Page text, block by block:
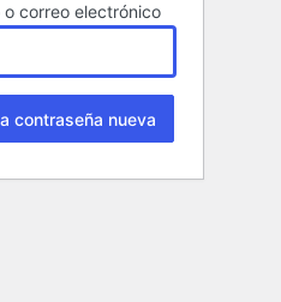
correo electrónico